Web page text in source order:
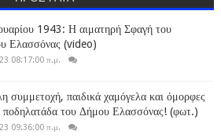
1943: Η αιματηρή Σφαγή του
Ελασσόνας (video)
08:17:00 π.μ.
συμμετοχή, παιδικά χαμόγελα και όμορφες
ποδηλατάδα του Δήμου Ελασσόνας! (φωτ.)
09:36:00 π.μ.